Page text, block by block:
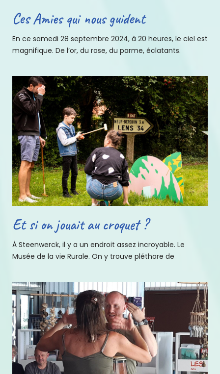
Ces Amies qui nous guident
En ce samedi 28 septembre 2024, à 20 heures, le ciel est
magnifique. De l’or, du rose, du parme, éclatants.
Et si on jouait au croquet ?
À Steenwerck, il y a un endroit assez incroyable. Le
Musée de la vie Rurale. On y trouve pléthore de